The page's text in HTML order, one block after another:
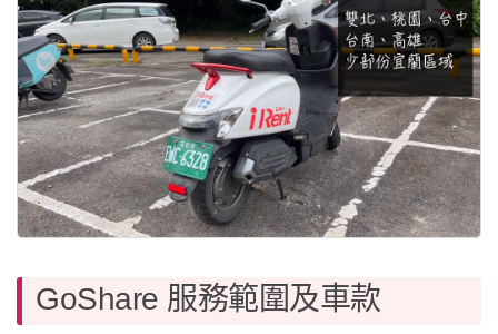
GoShare 服務範圍及車款